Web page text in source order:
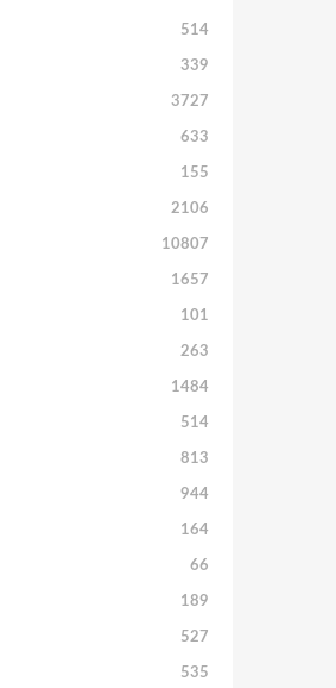
514
339
3727
633
155
2106
10807
1657
101
263
1484
514
813
944
164
66
189
527
535